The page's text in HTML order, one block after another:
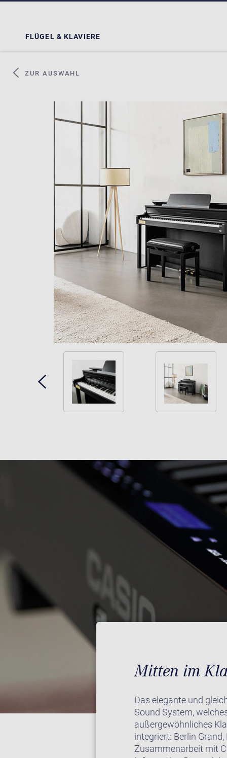
FLÜGEL & KLAVIERE
ZUR AUSWAHL
Mitten im
Das elegante und
Sound System,
außergewöhnliches
integriert: Berlin
Zusammenarbeit mit